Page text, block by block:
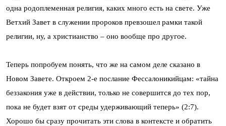
одна родоплеменная религия, каких много есть на свете. Уже
Ветхий Завет в служении пророков превзошел рамки такой
религии, ну, а христианство – оно вообще про другое.
Теперь попробуем понять, что же на самом деле сказано в
Новом Завете. Откроем 2-е послание Фессалоникийцам: «тайна
беззакония уже в действии, только не совершится до тех пор,
пока не будет взят от среды удерживающий теперь» (2:7).
Хорошо бы сразу прочитать эти слова в контексте и обратить